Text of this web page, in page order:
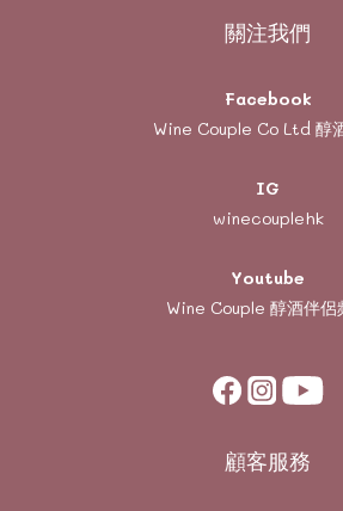
關注我們
Facebook
Wine Couple Co Ltd 醇
IG
winecouplehk
Youtube
Wine Couple 醇酒伴侶
顧客服務